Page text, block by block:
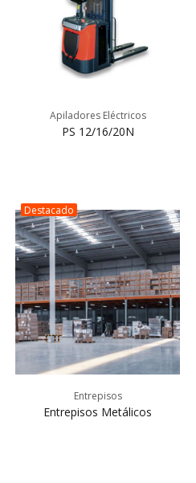
Apiladores Eléctricos
PS 12/16/20N
Destacado
Entrepisos
Entrepisos Metálicos